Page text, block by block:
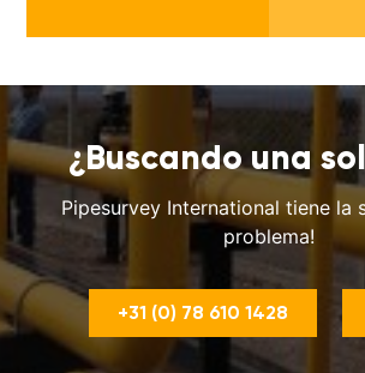
¿Buscando una
Pipesurvey International tiene la
problema!
+31 (0) 78 610 1428